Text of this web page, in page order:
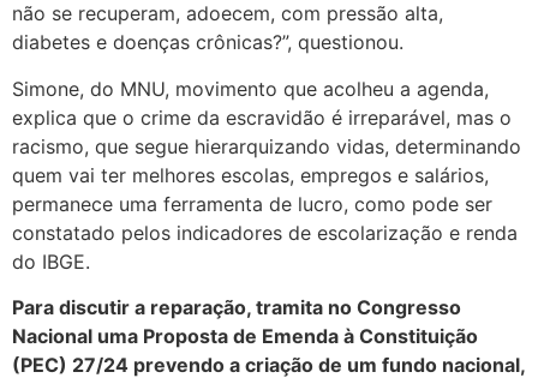
não se recuperam, adoecem, com pressão alta,
diabetes e doenças crônicas?”, questionou.
Simone, do MNU, movimento que acolheu a agenda,
explica que o crime da escravidão é irreparável, mas o
racismo, que segue hierarquizando vidas, determinando
quem vai ter melhores escolas, empregos e salários,
permanece uma ferramenta de lucro, como pode ser
constatado pelos indicadores de escolarização e renda
do IBGE.
Para discutir a reparação, tramita no Congresso
Nacional uma Proposta de Emenda à Constituição
(PEC) 27/24 prevendo a criação de um fundo nacional,